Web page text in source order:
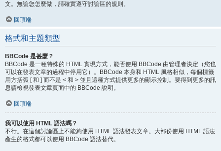
文。無論您怎麼做，請確實遵守討論區的規則。
回頂端
格式和主題類型
BBCode 是甚麼？
BBCode 是一種特殊的 HTML 實現方式，能否使用 BBCode 由管理者決定（您也
可以在發表文章的過程中停用它）。BBCode 本身和 HTML 風格相似，每個標籤
用方括弧 [ 和 ] 而不是 < 和 > 並且這種方式提供更多的顯示控制。要得到更多的訊
息請檢視發表文章頁面中的 BBCode 說明。
回頂端
我可以使用 HTML 語法嗎？
不行。在這個討論區上不能夠使用 HTML 語法發表文章。大部份使用 HTML 語法
產生的格式都可以使用 BBCode 語法替代。